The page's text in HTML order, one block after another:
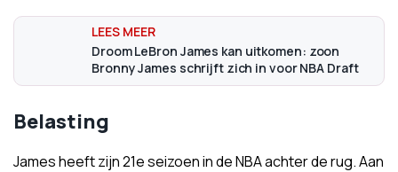
Droom LeBron James kan uitkomen: zoon
Bronny James schrijft zich in voor NBA Draft
Belasting
James heeft zijn 21e seizoen in de NBA achter de rug. Aan